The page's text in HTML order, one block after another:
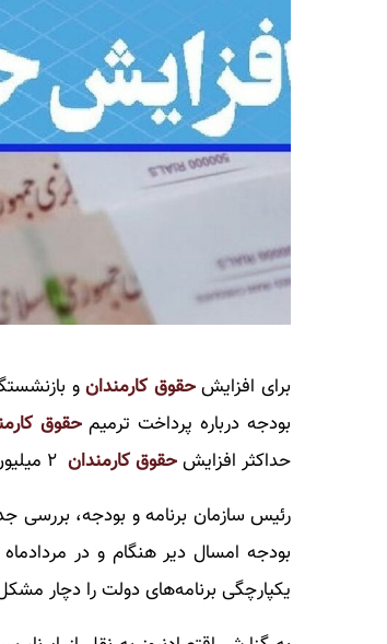
برای افزایشحقوق کارمندان
بودجه درباره پرداخت ترمیم حقوق
حداکثر افزایشحقوق کارمندان
رئیس سازمان برنامه و بودجه،
بودجه امسال دیر هنگام و در
یکپارچگی برنامه‌های دولت را دچار